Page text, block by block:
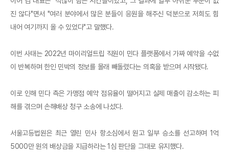
진 않다"면서 "여러 분야에서 많은 분들이 응원을 해주신 덕분으로 저희도 힘
내어 여기까지 올 수 있었다"고 말했다.
이번 사태는 2022년 마이리얼트립 직원이 민다 플랫폼에서 가짜 예약을 수없
이 반복하며 한인 민박의 정보를 몰래 빼돌렸다는 의혹을 받으며 시작됐다.
이로 인해 민다 측은 가맹점 예약 점유율이 떨어지고 실제 매출이 감소하는 피
해를 겪으며 손해배상 청구 소송에 나섰다.
서울고등법원은 최근 열린 민사 항소심에서 원고 일부 승소를 선고하며 1억
5000만 원의 배상금을 지급하라는 1심 판단을 그대로 유지했다.